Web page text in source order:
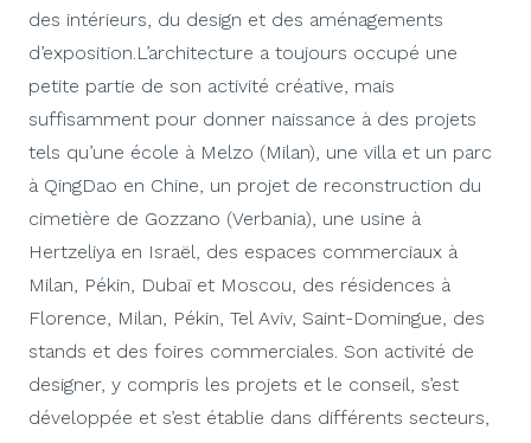
des intérieurs, du design et des aménagements
d’exposition.L’architecture a toujours occupé une
petite partie de son activité créative, mais
suffisamment pour donner naissance à des projets
tels qu’une école à Melzo (Milan), une villa et un parc
à QingDao en Chine, un projet de reconstruction du
cimetière de Gozzano (Verbania), une usine à
Hertzeliya en Israël, des espaces commerciaux à
Milan, Pékin, Dubaï et Moscou, des résidences à
Florence, Milan, Pékin, Tel Aviv, Saint-Domingue, des
stands et des foires commerciales. Son activité de
designer, y compris les projets et le conseil, s’est
développée et s’est établie dans différents secteurs,